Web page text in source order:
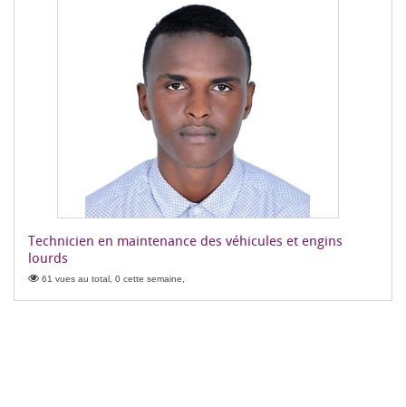
Technicien en maintenance des véhicules et engins
lourds
61 vues au total, 0 cette semaine,